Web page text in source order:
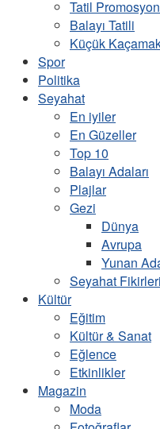
Tatil
Balayı Tatili
Küçük
Spor
Politika
Seyahat
En iyiler
En Güzeller
Top 10
Balayı Adaları
Plajlar
Gezi
Dünya
Avrupa
Yunan
Seyahat Fikirleri
Kültür
Eğitim
Kültür & Sanat
Eğlence
Etkinlikler
Magazin
Moda